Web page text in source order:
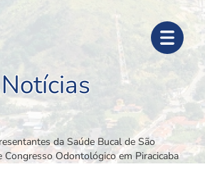
Notícias
da Saúde Bucal de São
Congresso Odontológico em Piracicaba